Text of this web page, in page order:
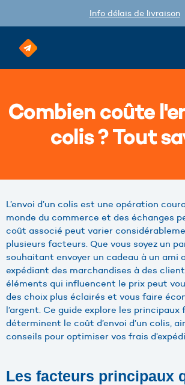
Info délais de livraison
Combien coûte
colis ? Tout
L’envoi d’un colis est une opération
monde du commerce et des échanges
coût associé peut varier
plusieurs facteurs. Que vous soyez un
souhaitant envoyer un cadeau à un ami
expédiant des marchandises à des
éléments qui influencent le prix peut
des choix plus éclairés et vous faire
l’argent. Ce guide explore les
déterminent le coût d’envoi d’un colis,
conseils pour optimiser vos frais
Les facteurs principaux